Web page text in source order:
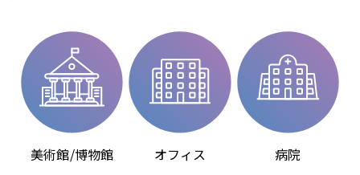
美術館/博物館 オフィス 病院